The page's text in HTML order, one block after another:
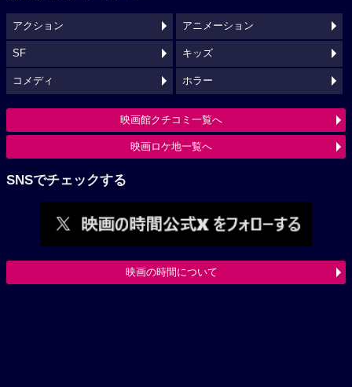
アクション アニメーション
SF キッズ
コメディ ホラー
映画館クチコミ一覧へ
映画ロケ地一覧へ
SNSでチェックする
映画の時間について